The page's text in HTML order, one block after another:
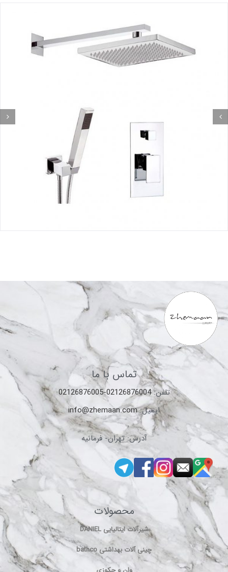
تماس با ما
تلفن:02126876004-02126876005
ایمیل:info@zhemaan.com
آدرس: تهران- فرمانیه
محصولات
شیرآلات ایتالیایی DANIEL
چینی آلات بهداشتی bathco